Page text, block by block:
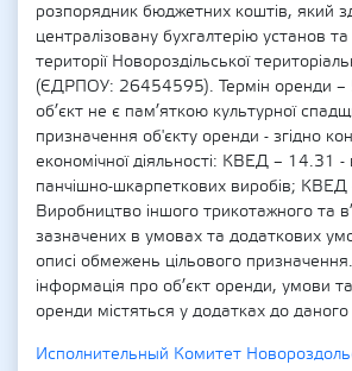
розпорядник бюджетних коштів, який
централізовану бухгалтерію установ та
території Новороздільської
(ЄДРПОУ: 26454595). Термін оренди –
об’єкт не є пам’яткою культурної
призначення об'єкту оренди - згідно
економічної діяльності: КВЕД – 14.31
панчішно-шкарпеткових виробів;
Виробництво іншого трикотажного та
зазначених в умовах та додаткових
описі обмежень цільового
інформація про об’єкт оренди, умови
оренди містяться у додатках до
Исполнительный Комитет